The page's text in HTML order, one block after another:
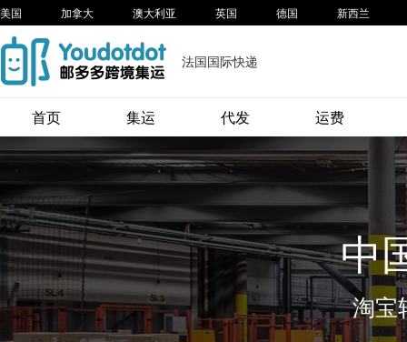
法国国际快递
美国 加拿大 澳大利亚 英国 德国 新西兰
首页 集运 代发 运费
中
淘宝